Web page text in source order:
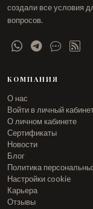
создали все условия
вопросов.
КОМПАНИЯ
О нас
Войти в личный
О личном кабинете
Сертификаты
Новости
Блог
Политика
Настройки cookie
Карьера
Отзывы